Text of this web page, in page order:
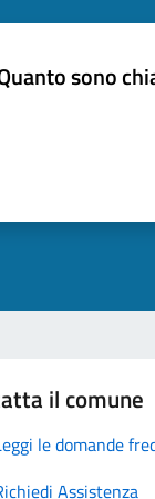
sono
il comune
le domande
Assistenza